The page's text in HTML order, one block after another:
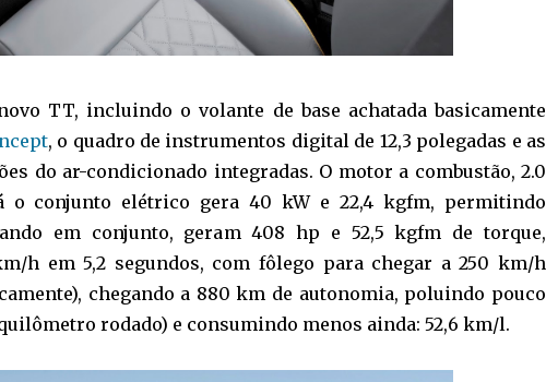
TT, incluindo o volante de base achatada basicamente
, o quadro de instrumentos digital de 12,3 polegadas e as
do ar-condicionado integradas. O motor a combustão, 2.0
o conjunto elétrico gera 40 kW e 22,4 kgfm, permitindo
em conjunto, geram 408 hp e 52,5 kgfm de torque,
h em 5,2 segundos, com fôlego para chegar a 250 km/h
chegando a 880 km de autonomia, poluindo pouco
rodado) e consumindo menos ainda: 52,6 km/l.